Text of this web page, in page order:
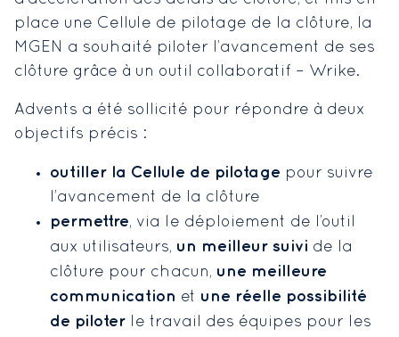
place une Cellule de pilotage de la clôture, la
MGEN a souhaité piloter l’avancement de ses
clôture grâce à un outil collaboratif – Wrike.
Advents a été sollicité pour répondre à deux
objectifs précis :
outiller la Cellule de pilotage pour suivre
l’avancement de la clôture
permettre, via le déploiement de l’outil
aux utilisateurs, un meilleur suivi de la
clôture pour chacun, une meilleure
communication et une réelle possibilité
de piloter le travail des équipes pour les